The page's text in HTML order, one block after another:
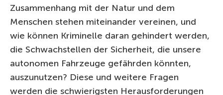
Zusammenhang mit der Natur und dem
Menschen stehen miteinander vereinen, und
wie können Kriminelle daran gehindert werden,
die Schwachstellen der Sicherheit, die unsere
autonomen Fahrzeuge gefährden könnten,
auszunutzen? Diese und weitere Fragen
werden die schwierigsten Herausforderungen